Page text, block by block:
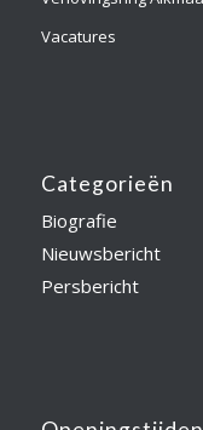
Vacatures
Categorieën
Biografie
Nieuwsbericht
Persbericht